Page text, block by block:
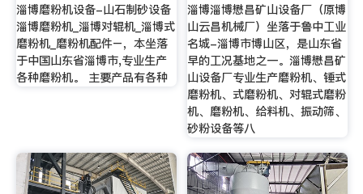
淄博磨粉机设备-山石制砂设备
淄博磨粉机_淄博对辊机_淄博式
磨粉机_磨粉机配件–，本坐落
于中国山东省淄博市,专业生产
各种磨粉机。 主要产品有各种
淄博淄博懋昌矿山设备厂（原博
山云昌机械厂）坐落于鲁中工业
名城-淄博市博山区，是山东省
早的工况基地之一。淄博懋昌矿
山设备厂专业生产磨粉机、锤式
磨粉机、式磨粉机、对辊式磨粉
机、磨粉机、给料机、振动筛、
砂粉设备等八